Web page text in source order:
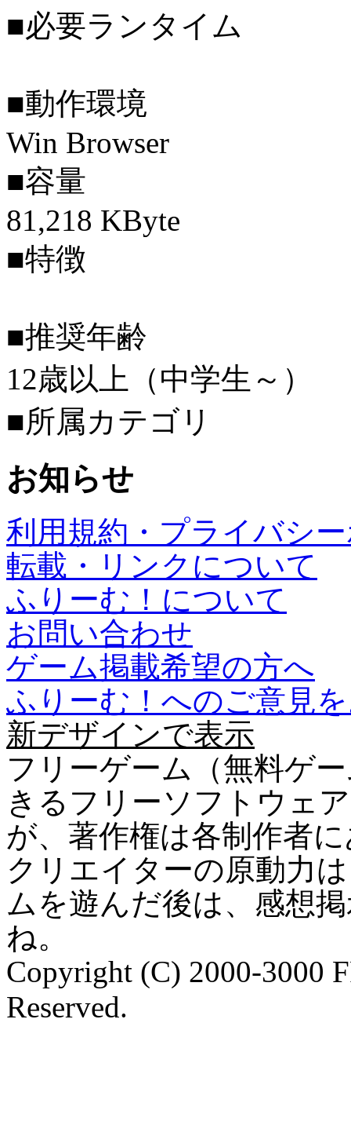
■必要ランタイム
■動作環境
Win Browser
■容量
81,218 KByte
■特徴
■推奨年齢
12歳以上（中学生～）
■所属カテゴリ
お知らせ
利用規約・プライバシ
転載・リンクについて
ふりーむ！について
お問い合わせ
ゲーム掲載希望の方へ
ふりーむ！へのご意見
新デザインで表示
フリーゲーム（無料ゲ
きるフリーソフトウェ
が、著作権は各制作者
クリエイターの原動力
ムを遊んだ後は、感想
ね。
Copyright (C) 2000-3000
Reserved.